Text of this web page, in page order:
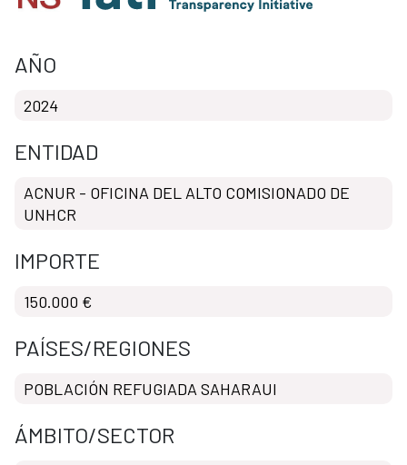
AÑO
2024
ENTIDAD
ACNUR - OFICINA DEL ALTO COMISIONADO DE
UNHCR
IMPORTE
150.000 €
PAÍSES/REGIONES
POBLACIÓN REFUGIADA SAHARAUI
ÁMBITO/SECTOR